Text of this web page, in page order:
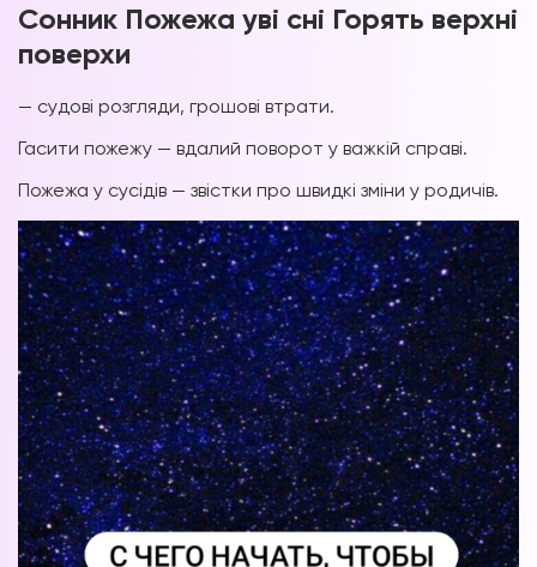
Сонник Пожежа уві сні Горять верхні
поверхи
— судові розгляди, грошові втрати.
Гасити пожежу — вдалий поворот у важкій справі.
Пожежа у сусідів — звістки про швидкі зміни у родичів.